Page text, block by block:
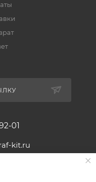
01
kit.ru
"Альтус"